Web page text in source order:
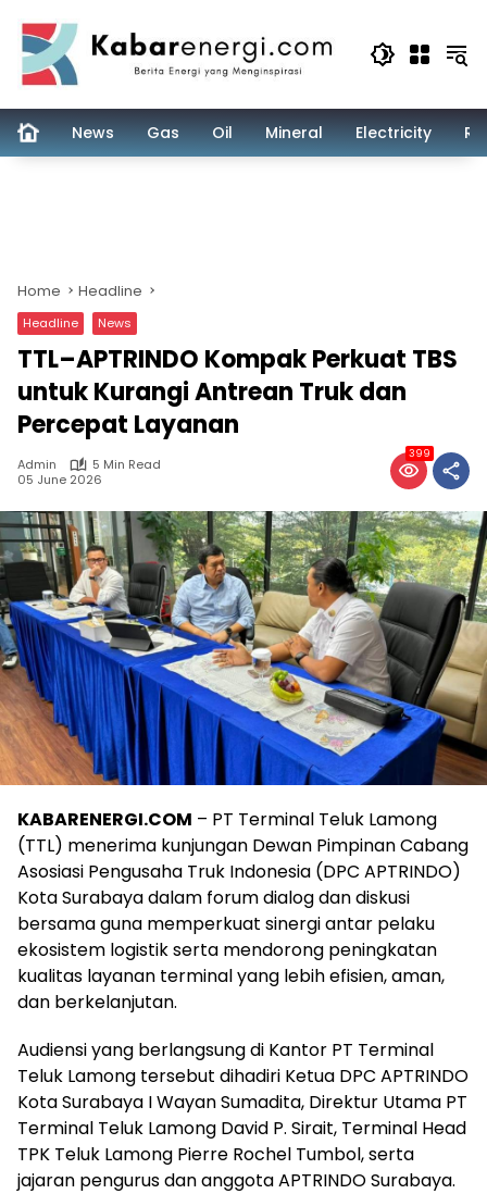
content
News Gas Oil Mineral Electricity
Home Headline
Headline News
TTL–APTRINDO Kompak Perkuat TBS
untuk Kurangi Antrean Truk dan
Percepat Layanan
Admin
5 Min Read
05 June 2026
399
KABARENERGI.COM – PT Terminal Teluk Lamong
(TTL) menerima kunjungan Dewan Pimpinan Cabang
Asosiasi Pengusaha Truk Indonesia (DPC APTRINDO)
Kota Surabaya dalam forum dialog dan diskusi
bersama guna memperkuat sinergi antar pelaku
ekosistem logistik serta mendorong peningkatan
kualitas layanan terminal yang lebih efisien, aman,
dan berkelanjutan.
Audiensi yang berlangsung di Kantor PT Terminal
Teluk Lamong tersebut dihadiri Ketua DPC APTRINDO
Kota Surabaya I Wayan Sumadita, Direktur Utama PT
Terminal Teluk Lamong David P. Sirait, Terminal Head
TPK Teluk Lamong Pierre Rochel Tumbol, serta
jajaran pengurus dan anggota APTRINDO Surabaya.